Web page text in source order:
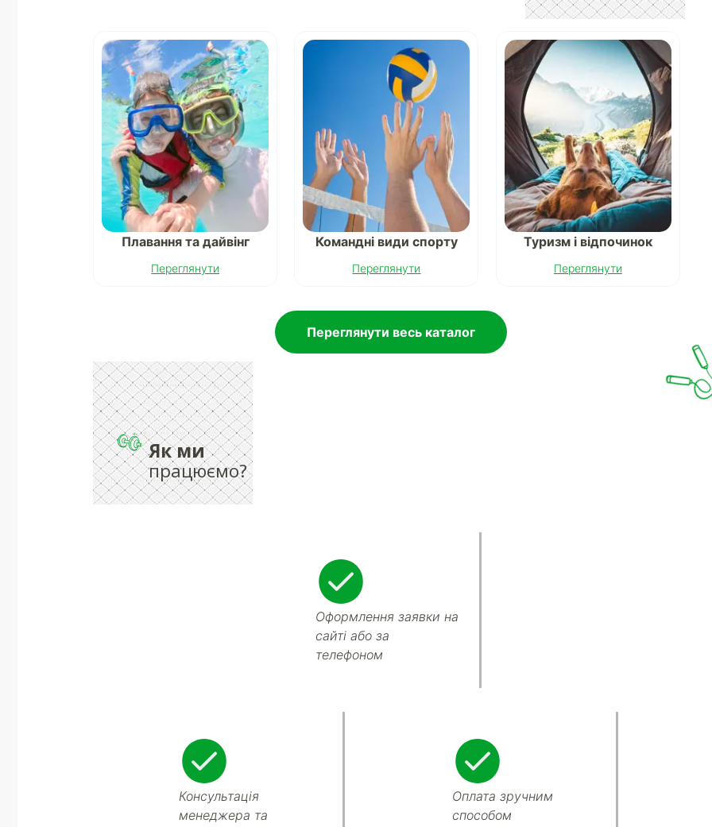
Плавання та дайвінг
Переглянути
Командні види спорту
Переглянути
Туризм і відпочинок
Переглянути
Переглянути весь каталог
Як ми
працюємо?
Оформлення заявки на
сайті або за
телефоном
Консультація
менеджера та
Оплата зручним
способом